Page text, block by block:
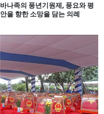
바나족의 풍년기원제, 풍요와 평
안을 향한 소망을 담는 의례